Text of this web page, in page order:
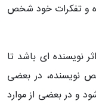
و تفکرات خود شخص
نویسنده ای باشد تا
نویسنده، در بعضی
و در بعضی از موارد